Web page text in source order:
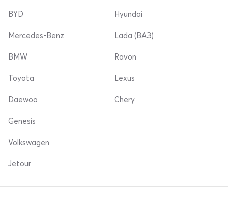
BYD
Mercedes-Benz
Hyundai
Lada (ВАЗ)
BMW
Toyota
Daewoo
Ravon
Lexus
Chery
Genesis
Volkswagen
Jetour